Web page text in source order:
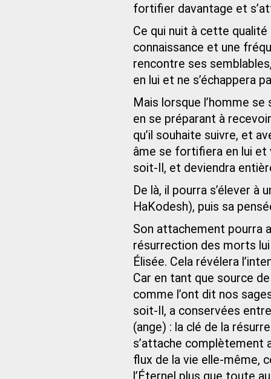
fortifier davantage et
Ce qui nuit à cette
connaissance et une
rencontre ses
en lui et ne s’échappera
Mais lorsque l’homme
en se préparant à
qu’il souhaite suivre, et
âme se fortifiera en lui et
soit-Il, et deviendra
De là, il pourra s’élever à
HaKodesh), puis sa
Son attachement pourra
résurrection des morts
Élisée. Cela révélera
Car en tant que source
comme l’ont dit nos
soit-Il, a conservées
(ange) : la clé de la
s’attache complètement
flux de la vie elle-même,